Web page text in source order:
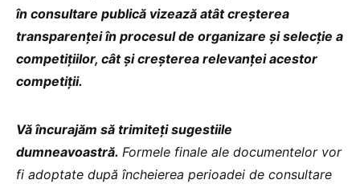
în consultare publică vizează atât creșterea
transparenței în procesul de organizare și selecție a
competițiilor, cât și creșterea relevanței acestor
competiții.
Vă încurajăm să trimiteți sugestiile
dumneavoastră. Formele finale ale documentelor vor
fi adoptate după încheierea perioadei de consultare